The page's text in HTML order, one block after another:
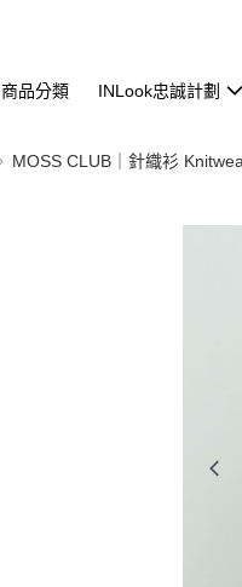
商品分類 INLook忠誠計劃
MOSS CLUB｜針織衫